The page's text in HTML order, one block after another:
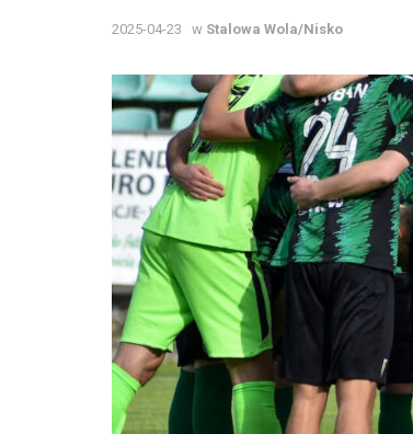
2025-04-23 w Stalowa Wola/Nisko